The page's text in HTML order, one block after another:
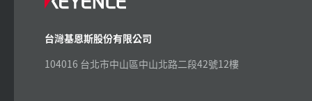
台灣基恩斯股份有限公司
104016 台北市中山區中山北路二段42號12樓